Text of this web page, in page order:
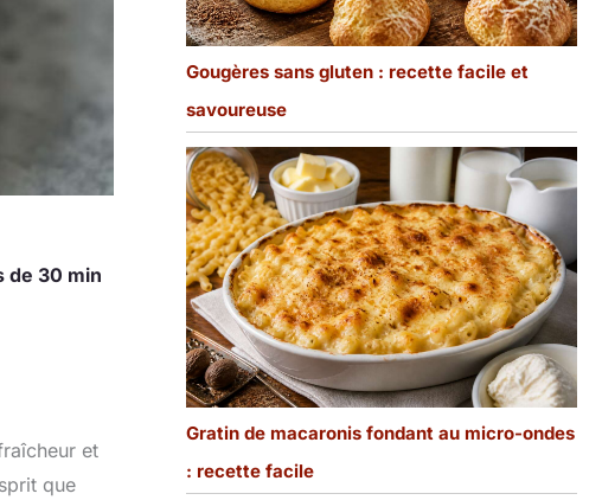
de 30 min
et
que
Gougères sans gluten : recette facile et
savoureuse
Gratin de macaronis fondant au micro-ondes
: recette facile